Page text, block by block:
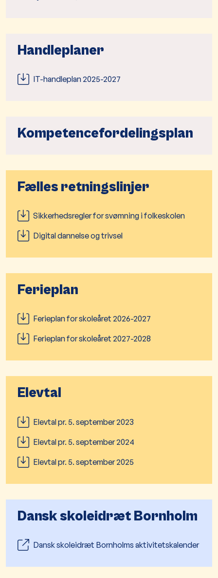
Handleplaner
IT-handleplan 2025-2027
Kompetencefordelingsplan
Fælles retningslinjer
Sikkerhedsregler for svømning i folkeskolen
Digital dannelse og trivsel
Ferieplan
Ferieplan for skoleåret 2026-2027
Ferieplan for skoleåret 2027-2028
Elevtal
Elevtal pr. 5. september 2023
Elevtal pr. 5. september 2024
Elevtal pr. 5. september 2025
Dansk skoleidræt Bornholm
Dansk skoleidræt Bornholms aktivitetskalender